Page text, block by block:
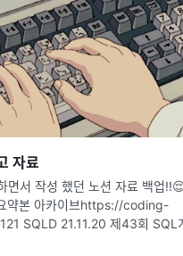
자료
면서 작성 했던 노션 자료 백업
약본 아카이브https://coding-
SQLD 21.11.20 제43회 SQL